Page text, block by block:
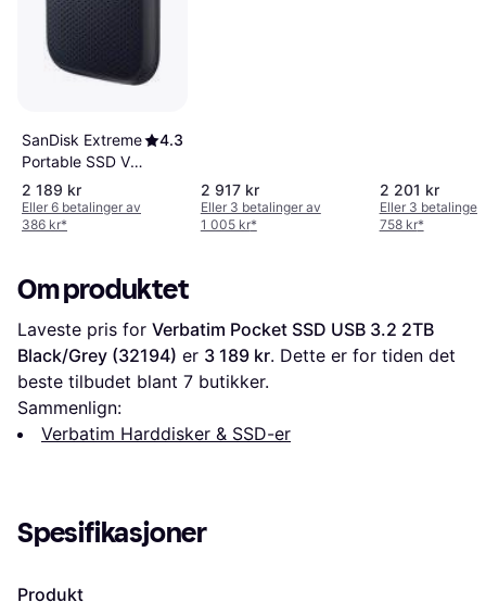
SanDisk Extreme
Portable SSD V2
1TB
4.3
2 189 kr
Eller 6 betalinger av
386 kr*
2 917 kr
Eller 3 betalinger av
1 005 kr*
2 201 kr
Eller 3 betalinger
758 kr*
Om produktet
Laveste pris for Verbatim Pocket SSD USB 3.2 2TB
Black/Grey (32194) er 3 189 kr. Dette er for tiden det
beste tilbudet blant 7 butikker.
Sammenlign:
Verbatim Harddisker & SSD-er
Spesifikasjoner
Produkt